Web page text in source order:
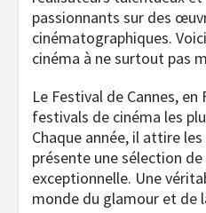
passionnants sur des
cinématographiques.
cinéma à ne surtout pas
Le Festival de Cannes, en
festivals de cinéma les
Chaque année, il attire
présente une sélection
exceptionnelle. Une
monde du glamour et de